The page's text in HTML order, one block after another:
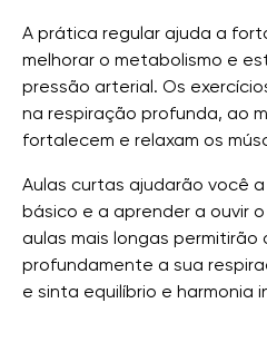
A prática regular ajuda a
melhorar o metabolismo e
pressão arterial. Os
na respiração profunda, ao
fortalecem e relaxam os
Aulas curtas ajudarão você
básico e a aprender a ouvir
aulas mais longas
profundamente a sua
e sinta equilíbrio e harmonia